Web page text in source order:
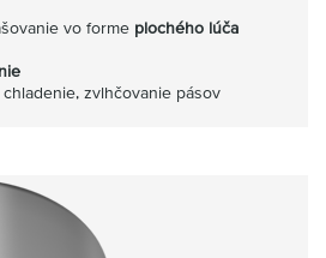
vo forme plochého lúča
zvlhčovanie pásov